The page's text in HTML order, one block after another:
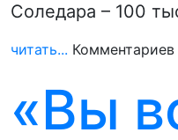
Соледара – 100
читать... Комментариев
«Вы